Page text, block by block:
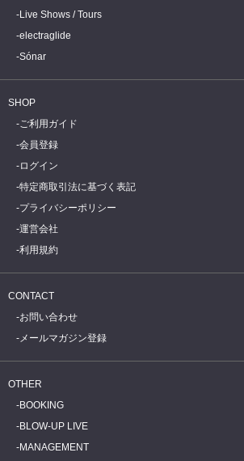
Live Shows / Tours
electraglide
Sónar
SHOP
ご利用ガイド
会員登録
ログイン
特定商取引法に基づく表記
プライバシーポリシー
運営会社
利用規約
CONTACT
お問い合わせ
メールマガジン登録
OTHER
BOOKING
BLOW-UP LIVE
MANAGEMENT